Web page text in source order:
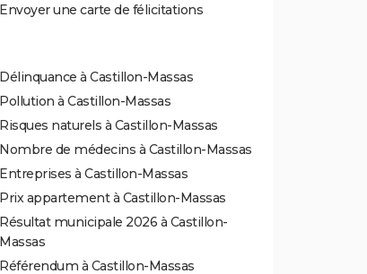
Envoyer une carte de félicitations
Délinquance à Castillon-Massas
Pollution à Castillon-Massas
Risques naturels à Castillon-Massas
Nombre de médecins à Castillon-Massas
Entreprises à Castillon-Massas
Prix appartement à Castillon-Massas
Résultat municipale 2026 à Castillon-
Massas
Référendum à Castillon-Massas